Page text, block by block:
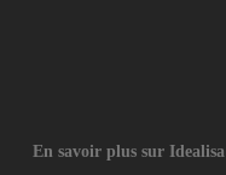
En savoir plus sur Idealisa